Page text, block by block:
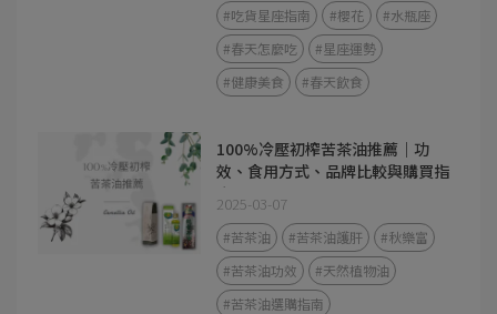
#吃貨星座指南
#櫻花
#水瓶座
#春天怎麼吃
#星座運勢
#健康美食
#春天飲食
100%冷壓初榨苦茶油推薦｜功
效、食用方式、品牌比較與購買指
南
2025-03-07
#苦茶油 #苦茶油護肝
#秋樂富
#苦茶油功效
#天然植物油
#苦茶油選購指南